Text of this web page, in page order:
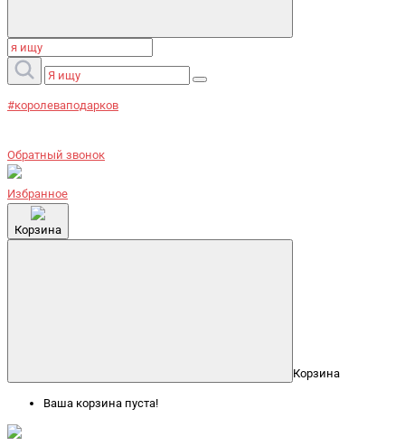
#королеваподарков
Обратный звонок
Избранное
Корзина
Корзина
Ваша корзина пуста!